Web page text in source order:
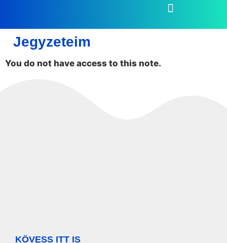
Jegyzeteim
You do not have access to this note.
KÖVESS ITT IS